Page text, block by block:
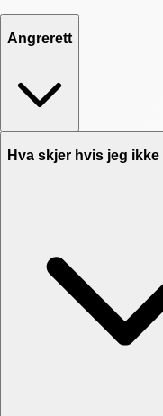
Angrerett
Hva skjer hvis jeg